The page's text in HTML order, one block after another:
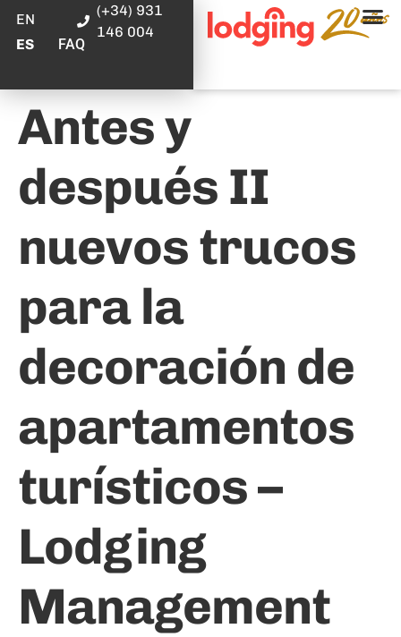
EN
ES
FAQ
(+34) 931
146 004
Antes y
después II
nuevos trucos
para la
decoración de
apartamentos
turísticos –
Lodging
Management